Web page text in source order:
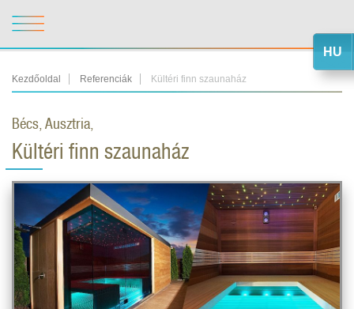
Kezdőoldal Referenciák Kültéri finn szaunaház
Bécs, Ausztria,
Kültéri finn szaunaház
HU